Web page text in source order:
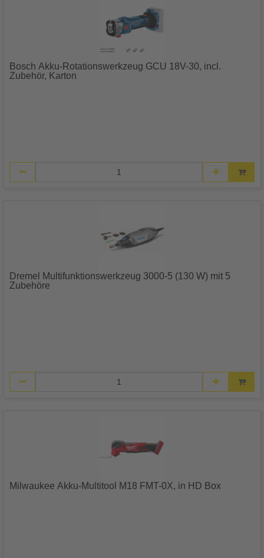
Bosch Akku-Rotationswerkzeug GCU 18V-30, incl.
Zubehör, Karton
Dremel Multifunktionswerkzeug 3000-5 (130 W) mit 5
Zubehöre
Milwaukee Akku-Multitool M18 FMT-0X, in HD Box